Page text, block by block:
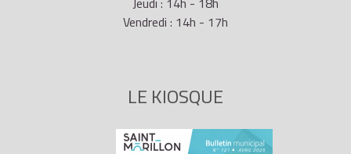
Vendredi : 14h - 17h
LE KIOSQUE